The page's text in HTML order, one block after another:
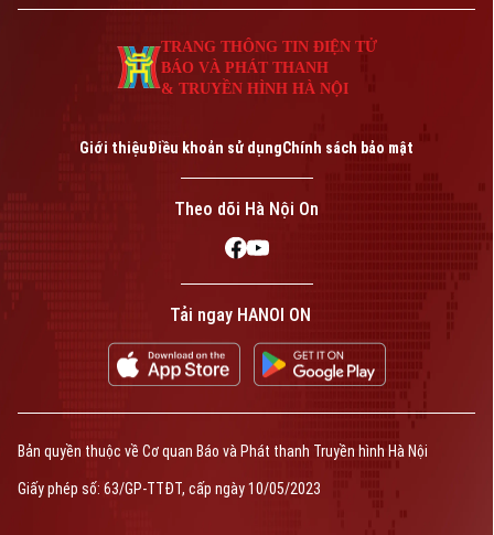
Phó Giám đốc: Nguyễn Kim Khiêm, Nguyễn Minh Đức, Nguyễn Thành Lợi
TRANG THÔNG TIN ĐIỆN TỬ
BÁO VÀ PHÁT THANH
& TRUYỀN HÌNH HÀ NỘI
Giới thiệuĐiều khoản sử dụngChính sách bảo mật
Theo dõi Hà Nội On
Tải ngay HANOI ON
Bản quyền thuộc về Cơ quan Báo và Phát thanh Truyền hình Hà Nội
Giấy phép số: 63/GP-TTĐT, cấp ngày 10/05/2023